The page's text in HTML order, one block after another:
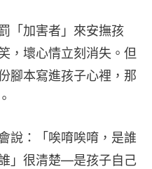
「加害者」來安撫孩
，壞心情立刻消失。但
腳本寫進孩子心裡，那
說：「唉唷唉唷，是誰
」很清楚—是孩子自己